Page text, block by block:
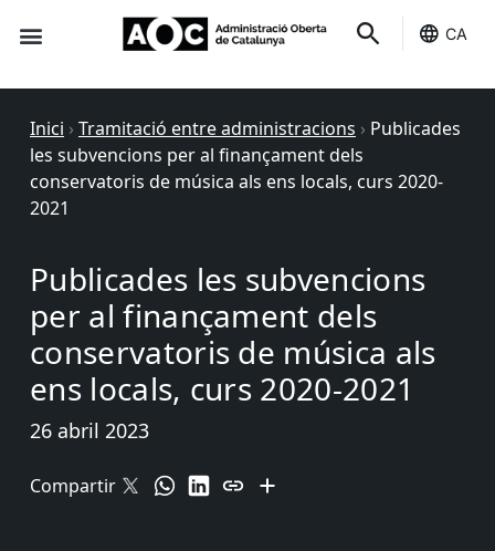
CA
Inici › Tramitació entre administracions › Publicades
les subvencions per al finançament dels
conservatoris de música als ens locals, curs 2020-
2021
Publicades les subvencions
per al finançament dels
conservatoris de música als
ens locals, curs 2020-2021
26 abril 2023
Compartir